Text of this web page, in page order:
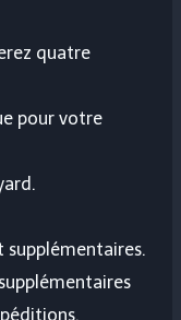
quatre
pour votre
supplémentaires.